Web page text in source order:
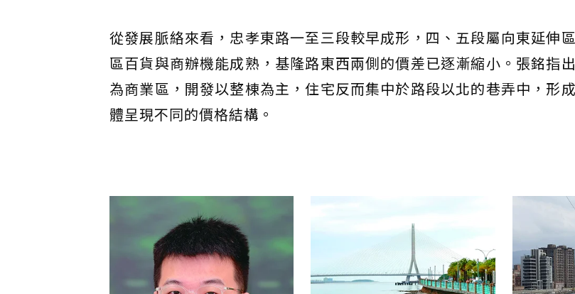
從發展脈絡來看，忠孝東路一至三段較早成形，四、五段屬向東延伸
區百貨與商辦機能成熟，基隆路東西兩側的價差已逐漸縮小。張銘指
為商業區，開發以整棟為主，住宅反而集中於路段以北的巷弄中，形
體呈現不同的價格結構。